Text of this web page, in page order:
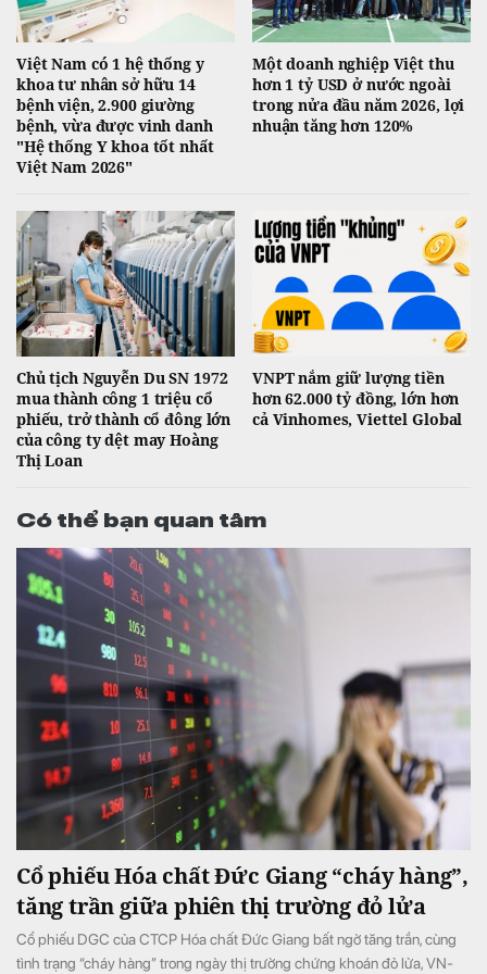
Việt Nam có 1 hệ thống y
khoa tư nhân sở hữu 14
bệnh viện, 2.900 giường
bệnh, vừa được vinh danh
"Hệ thống Y khoa tốt nhất
Việt Nam 2026"
Một doanh nghiệp Việt thu
hơn 1 tỷ USD ở nước ngoài
trong nửa đầu năm 2026, lợi
nhuận tăng hơn 120%
Chủ tịch Nguyễn Du SN 1972
mua thành công 1 triệu cổ
phiếu, trở thành cổ đông lớn
của công ty dệt may Hoàng
Thị Loan
VNPT nắm giữ lượng tiền
hơn 62.000 tỷ đồng, lớn hơn
cả Vinhomes, Viettel Global
Có thể bạn quan tâm
Cổ phiếu Hóa chất Đức Giang “cháy hàng”,
tăng trần giữa phiên thị trường đỏ lửa
Cổ phiếu DGC của CTCP Hóa chất Đức Giang bất ngờ tăng trần, cùng
tình trạng “cháy hàng” trong ngày thị trường chứng khoán đỏ lửa, VN-